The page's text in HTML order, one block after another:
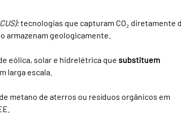
tecnologias que capturam CO₂ diretamente
armazenam geologicamente.
eólica, solar e hidrelétrica que substituem
larga escala.
metano de aterros ou resíduos orgânicos em